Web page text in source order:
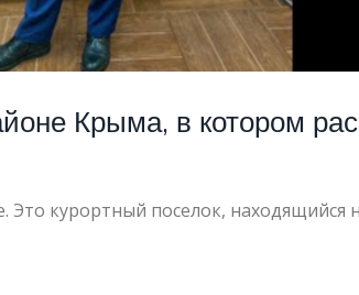
Крыма, в котором
курортный поселок, находящийся